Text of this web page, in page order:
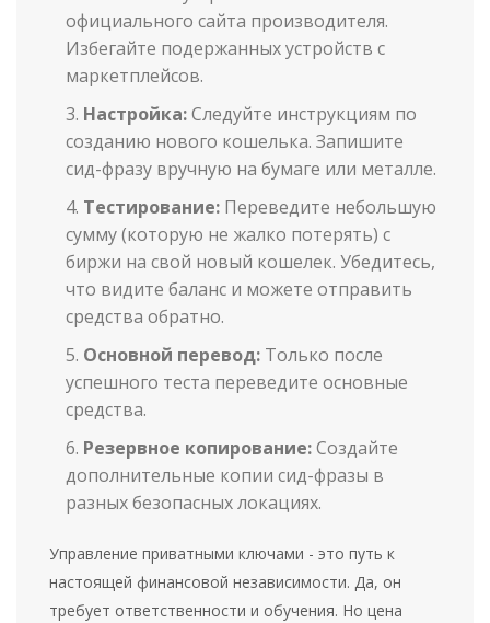
официального сайта производителя.
Избегайте подержанных устройств с
маркетплейсов.
Настройка:Следуйте инструкциям по
созданию нового кошелька. Запишите
сид-фразу вручную на бумаге или металле.
Тестирование: Переведите небольшую
сумму (которую не жалко потерять) с
биржи на свой новый кошелек. Убедитесь,
что видите баланс и можете отправить
средства обратно.
Основной перевод: Только после
успешного теста переведите основные
средства.
Резервное копирование:Создайте
дополнительные копии сид-фразы в
разных безопасных локациях.
Управление приватными ключами - это путь к
настоящей финансовой независимости. Да, он
требует ответственности и обучения. Но цена